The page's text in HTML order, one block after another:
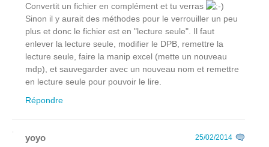
Convertit un fichier en complément et tu verras
Sinon il y aurait des méthodes pour le verrouiller un peu
plus et donc le fichier est en "lecture seule". Il faut
enlever la lecture seule, modifier le DPB, remettre la
lecture seule, faire la manip excel (mette un nouveau
mdp), et sauvegarder avec un nouveau nom et remettre
en lecture seule pour pouvoir le lire.
Répondre
yoyo 25/02/2014